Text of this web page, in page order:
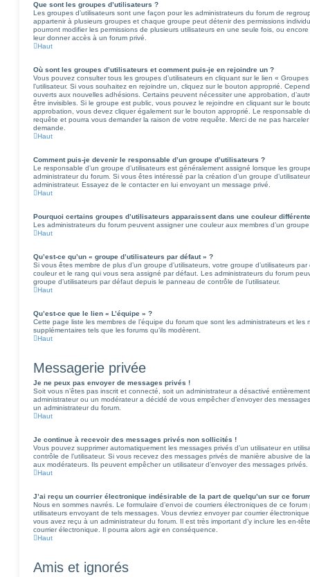
Que sont les groupes d’utilisateurs ?
Les groupes d’utilisateurs sont une façon pour les administrateurs du forum de
appartenir à plusieurs groupes et chaque groupe peut détenir des permissions
pourront modifier les permissions de plusieurs utilisateurs en une seule fois, ou
leur donner accès à un forum privé.
Haut
Où sont les groupes d’utilisateurs et comment puis-je en rejoindre un ?
Vous pouvez consulter tous les groupes d’utilisateurs en cliquant sur le lien «
l’utilisateur. Si vous souhaitez en rejoindre un, cliquez sur le bouton approprié.
ouverts aux nouvelles adhésions. Certains peuvent nécessiter une approbation,
être invisibles. Si le groupe est public, vous pouvez le rejoindre en cliquant sur le
approbation, vous devez cliquer également sur le bouton approprié. Le responsable
requête et pourra vous demander la raison de votre requête. Merci de ne pas
demande.
Haut
Comment puis-je devenir le responsable d’un groupe d’utilisateurs ?
Le responsable d’un groupe d’utilisateurs est généralement assigné lorsque les
administrateur du forum. Si vous êtes intéressé par la création d’un groupe
administrateur. Essayez de le contacter en lui envoyant un message privé.
Haut
Pourquoi certains groupes d’utilisateurs apparaissent dans une couleur
Les administrateurs du forum peuvent assigner une couleur aux membres d’un
Haut
Qu’est-ce qu’un « groupe d’utilisateurs par défaut » ?
Si vous êtes membre de plus d’un groupe d’utilisateurs, votre groupe d’utilisateurs
couleur et le rang qui vous sera assigné par défaut. Les administrateurs du forum
groupe d’utilisateurs par défaut depuis le panneau de contrôle de l’utilisateur.
Haut
Qu’est-ce que le lien « L’équipe » ?
Cette page liste les membres de l’équipe du forum que sont les administrateurs et
supplémentaires tels que les forums qu’ils modèrent.
Haut
Messagerie privée
Je ne peux pas envoyer de messages privés !
Soit vous n’êtes pas inscrit et connecté, soit un administrateur a désactivé
administrateur ou un modérateur a décidé de vous empêcher d’envoyer des
un administrateur du forum.
Haut
Je continue à recevoir des messages privés non sollicités !
Vous pouvez supprimer automatiquement les messages privés d’un utilisateur en
contrôle de l’utilisateur. Si vous recevez des messages privés de manière abusive de
aux modérateurs. Ils peuvent empêcher un utilisateur d’envoyer des messages privés.
Haut
J’ai reçu un courrier électronique indésirable de la part de quelqu’un sur ce
Nous en sommes navrés. Le formulaire d’envoi de courriers électroniques de ce
utilisateurs envoyant de tels messages. Vous devriez envoyer par courrier
vous avez reçu à un administrateur du forum. Il est très important d’y inclure les en-
courrier électronique. Il pourra alors agir en conséquence.
Haut
Amis et ignorés